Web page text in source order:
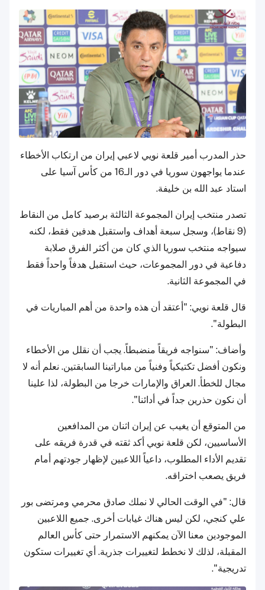
حذر المدرب أمير قلعة نويي لاعبي إيران من ارتكاب الأخطاء
عندما يواجهون سوريا في دور الـ16 من كأس آسيا على
استاد عبد الله بن خليفة.
تصدر منتخب إيران المجموعة الثالثة برصيد كامل من النقاط
(9 نقاط)، وسجل سبعة أهداف واستقبل هدفين فقط، لكنه
سيواجه منتخب سوريا الذي كان من أكثر الفرق صلابة
دفاعية في دور المجموعات، حيث استقبل هدفاً واحداً فقط
في المجموعة الثانية.
قال قلعة نويي: "أعتقد أن هذه واحدة من أهم المباريات في
البطولة".
وأضاف: "سنواجه فريقاً منضبطاً. يجب أن نقلل من الأخطاء
ونكون أفضل تكتيكياً وفنياً من مباراتينا السابقتين. نعلم أنه لا
مجال للخطأ. العراق والإمارات خرجا من البطولة، لذا علينا
أن نكون حذرين جداً في أدائنا".
من المتوقع أن يغيب عن إيران اثنان من المدافعين
الأساسيين، لكن قلعة نويي أكد ثقته في قدرة فريقه على
تقديم الأداء المطلوب، داعياً اللاعبين لإظهار جودتهم أمام
فريق يصعب اختراقه.
قال: "في الوقت الحالي لا نملك صادق محرمي ومرتضى بور
علي كنجي، لكن ليس هناك غيابات أخرى. جميع اللاعبين
الموجودين معنا الآن يمكنهم الاستمرار حتى كأس العالم
المقبلة، لذلك لا نخطط لتغييرات جذرية. أي تغييرات ستكون
تدريجية".